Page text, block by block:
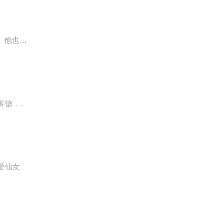
一个神秘的职业，一双奇怪的眼睛，他是鬼界闻风丧胆的追魂使者，他是敢将佛道双修的不世奇才！ 他也想做个普通人，他也想拥有平凡的爱情，可惜上天注定，他犯天煞孤星，难道只能这样孤独一生？鬼捕出世，诸神避让！
聖人慈語天有常度，地有常形，君子有常行，良心戒律者，常道也；國有常法，雖危不亡，四維其柱也；家有常德，雖困不窮，勤儉其本也；士有常行，雖艱不敗，道德其資也；非學無以治身，非禮無以輔德。是以：父母有疾，知其不可治，焉有不下藥治理，孝子也；...
【内容简介】加入三界红包群，改变了我的人生！仙鬼妖魔，红包不断。如意猴毛，天庭狗粮，神器仙丹，可爱仙女……全都要！【作者/主播简介】作者：唐朝，网络小说作家。主播：多为，声音的传达者。从事主持行业10年的光景！播讲风格风趣幽默演播作品《三界...